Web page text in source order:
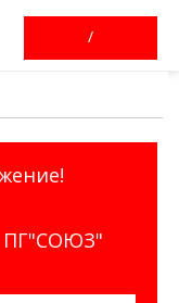
/
ПГ"СОЮЗ"